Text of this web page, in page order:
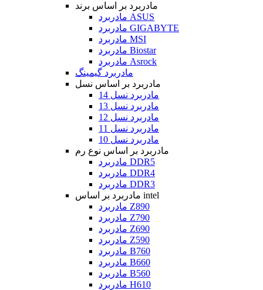
مادربرد بر اساس برند
مادربرد ASUS
مادربرد GIGABYTE
مادربرد MSI
مادربرد Biostar
مادربرد Asrock
مادربرد گیمینگ
مادربرد بر اساس نسل
مادربرد نسل 14
مادربرد نسل 13
مادربرد نسل 12
مادربرد نسل 11
مادربرد نسل 10
مادربرد بر اساس نوع رم
مادربرد DDR5
مادربرد DDR4
مادربرد DDR3
مادربرد بر اساس intel
مادربرد Z890
مادربرد Z790
مادربرد Z690
مادربرد Z590
مادربرد B760
مادربرد B660
مادربرد B560
مادربرد H610